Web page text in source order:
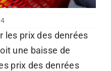
les prix des denrées
une baisse de
prix des denrées